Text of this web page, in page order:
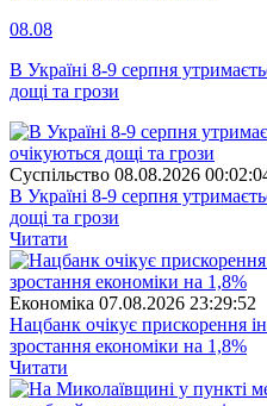
08.08
В Україні 8-9 серпня
дощі та грози
Суспiльство 08.08.2026
В Україні 8-9 серпня
дощі та грози
Читати
Економіка 07.08.2026 23:29:52
Нацбанк очікує прискорення
зростання економіки на 1,8%
Читати